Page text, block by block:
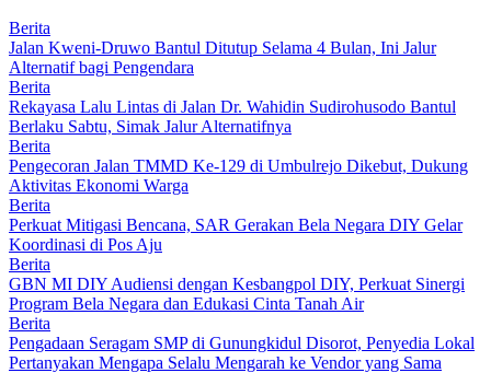
Berita
Jalan Kweni-Druwo Bantul Ditutup Selama 4 Bulan, Ini Jalur
Alternatif bagi Pengendara
Berita
Rekayasa Lalu Lintas di Jalan Dr. Wahidin Sudirohusodo Bantul
Berlaku Sabtu, Simak Jalur Alternatifnya
Berita
Pengecoran Jalan TMMD Ke-129 di Umbulrejo Dikebut, Dukung
Aktivitas Ekonomi Warga
Berita
Perkuat Mitigasi Bencana, SAR Gerakan Bela Negara DIY Gelar
Koordinasi di Pos Aju
Berita
GBN MI DIY Audiensi dengan Kesbangpol DIY, Perkuat Sinergi
Program Bela Negara dan Edukasi Cinta Tanah Air
Berita
Pengadaan Seragam SMP di Gunungkidul Disorot, Penyedia Lokal
Pertanyakan Mengapa Selalu Mengarah ke Vendor yang Sama